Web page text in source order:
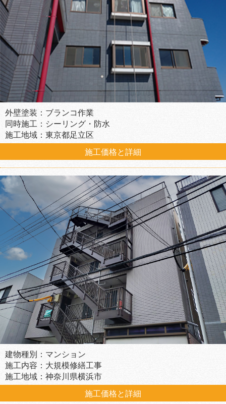
外壁塗装：ブランコ作業
同時施工：シーリング・防水
施工地域：東京都足立区
施工価格と詳細
建物種別：マンション
施工内容：大規模修繕工事
施工地域：神奈川県横浜市
施工価格と詳細